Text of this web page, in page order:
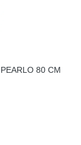
80 CM